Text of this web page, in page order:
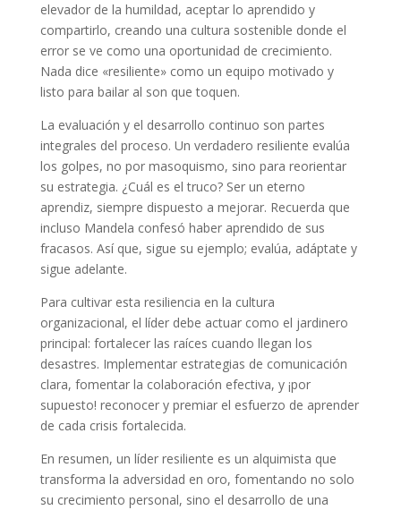
elevador de la humildad, aceptar lo aprendido y
compartirlo, creando una cultura sostenible donde el
error se ve como una oportunidad de crecimiento.
Nada dice «resiliente» como un equipo motivado y
listo para bailar al son que toquen.
La evaluación y el desarrollo continuo son partes
integrales del proceso. Un verdadero resiliente evalúa
los golpes, no por masoquismo, sino para reorientar
su estrategia. ¿Cuál es el truco? Ser un eterno
aprendiz, siempre dispuesto a mejorar. Recuerda que
incluso Mandela confesó haber aprendido de sus
fracasos. Así que, sigue su ejemplo; evalúa, adáptate y
sigue adelante.
Para cultivar esta resiliencia en la cultura
organizacional, el líder debe actuar como el jardinero
principal: fortalecer las raíces cuando llegan los
desastres. Implementar estrategias de comunicación
clara, fomentar la colaboración efectiva, y ¡por
supuesto! reconocer y premiar el esfuerzo de aprender
de cada crisis fortalecida.
En resumen, un líder resiliente es un alquimista que
transforma la adversidad en oro, fomentando no solo
su crecimiento personal, sino el desarrollo de una